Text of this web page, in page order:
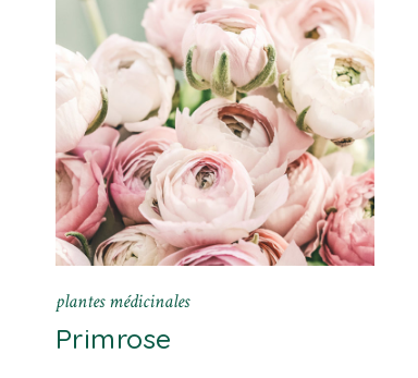
plantes médicinales
Primrose